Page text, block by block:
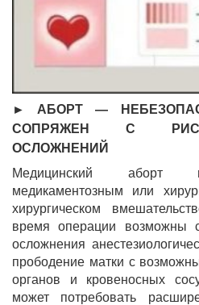
► АБОРТ —
СОПРЯЖЕН С
ОСЛОЖНЕНИЙ
Медицинский аборт
медикаментозным или
хирургическом
время операции возможны
осложнения
прободение матки с
органов и кровеносных
может потребовать